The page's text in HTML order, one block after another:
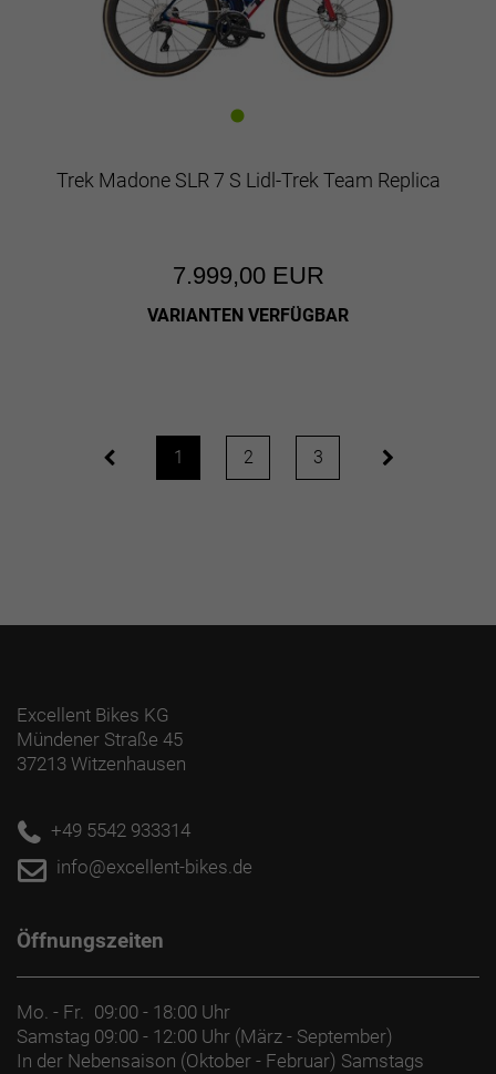
Trek Madone SLR 7 S Lidl-Trek Team Replica
7.999,00 EUR
VARIANTEN VERFÜGBAR
1 2 3
Excellent Bikes KG
Mündener Straße 45
37213 Witzenhausen
+49 5542 933314
info@excellent-bikes.de
Öffnungszeiten
Mo. - Fr. 09:00 - 18:00 Uhr
Samstag 09:00 - 12:00 Uhr (März - September)
In der Nebensaison (Oktober - Februar) Samstags